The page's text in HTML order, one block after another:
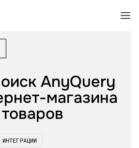
AnyQuery
магазина
ИНТЕГРАЦИИ